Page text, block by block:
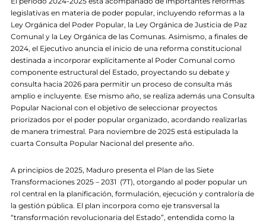
legislativas en materia de poder popular, incluyendo reformas a la
Ley Orgánica del Poder Popular, la Ley Orgánica de Justicia de Paz
Comunal y la Ley Orgánica de las Comunas. Asimismo, a finales de
2024, el Ejecutivo anuncia el inicio de una reforma constitucional
destinada a incorporar explícitamente al Poder Comunal como
componente estructural del Estado, proyectando su debate y
consulta hacia 2026 para permitir un proceso de consulta más
amplio e incluyente. Ese mismo año, se realiza además una Consulta
Popular Nacional con el objetivo de seleccionar proyectos
priorizados por el poder popular organizado, acordando realizarlas
de manera trimestral. Para noviembre de 2025 está estipulada la
cuarta Consulta Popular Nacional del presente año.
A principios de 2025, Maduro presenta el Plan de las Siete
Transformaciones 2025 – 2031 (7T), otorgando al poder popular un
rol central en la planificación, formulación, ejecución y contraloría de
la gestión pública. El plan incorpora como eje transversal la
“transformación revolucionaria del Estado”, entendida como la